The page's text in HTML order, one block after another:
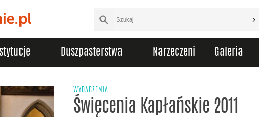
Duszpasterstwa Narzeczeni Galeria
WYDARZENIA
Święcenia Kapłańskie 2011